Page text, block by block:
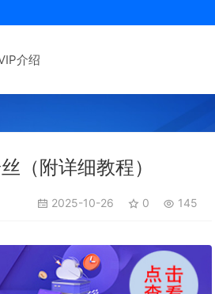
介绍
（附详细教程）
2025-10-26 0 145